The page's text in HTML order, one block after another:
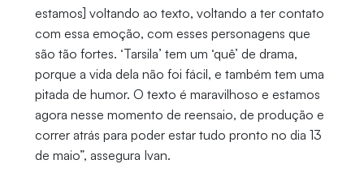
estamos] voltando ao texto, voltando a ter contato
com essa emoção, com esses personagens que
são tão fortes. ‘Tarsila’ tem um ‘quê’ de drama,
porque a vida dela não foi fácil, e também tem uma
pitada de humor. O texto é maravilhoso e estamos
agora nesse momento de reensaio, de produção e
correr atrás para poder estar tudo pronto no dia 13
de maio”, assegura Ivan.